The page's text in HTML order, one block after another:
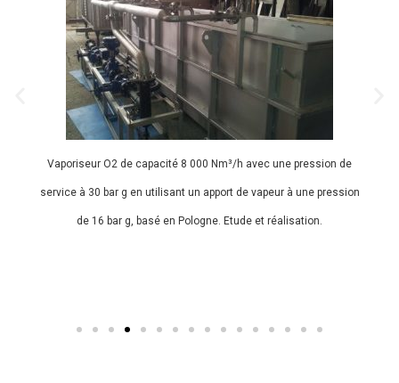
16 tables thermorégulées. Chacune est composée d’une table
avec échangeur intégré, d’une panoplie de régulation et d’une
armorie de pilotage. Chaque table combine des impératifs de
tenue mécanique et d’échanges thermiques. Nous avons réalisé